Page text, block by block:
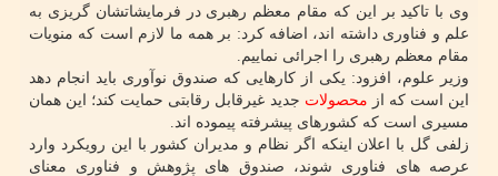
وی با تاکید بر این که مقام معظم رهبری در فرمایشاتشان گریزی به
علم و فناوری داشته اند، اضافه کرد: بر همه ما لازم است که منویات
مقام معظم رهبری را اجرائی نماییم.
وزیر علوم، افزود: یکی از کارهایی که صندوق نوآوری باید انجام دهد
این است که از محصولات جدید غیرقابل رقابتی حمایت کند؛ این همان
مسیری است که کشورهای پیشرفته پیموده اند.
زلفی گل با اعلان اینکه اگر نظام و مدیران کشور با این رویکرد وارد
عرصه های فناوری شوند، صندوق های پژوهش و فناوری معنای